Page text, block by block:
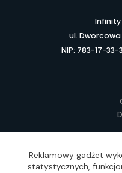
Infinity
ul.
NIP: 783-17-33-
Lokalne
Reklamowy gadżet
statystycznych,